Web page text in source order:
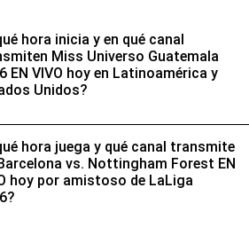
hora inicia y en qué canal
Miss Universo Guatemala
EN VIVO hoy en Latinoamérica y
Unidos?
hora juega y qué canal transmite
vs. Nottingham Forest EN
hoy por amistoso de LaLiga